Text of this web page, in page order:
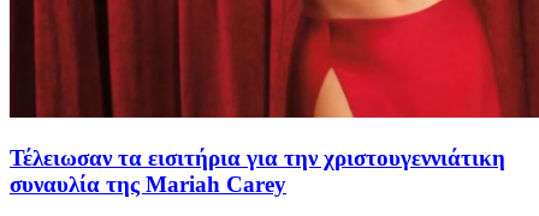
Τέλειωσαν τα εισιτήρια για την χριστουγεννιάτικη
συναυλία της Mariah Carey